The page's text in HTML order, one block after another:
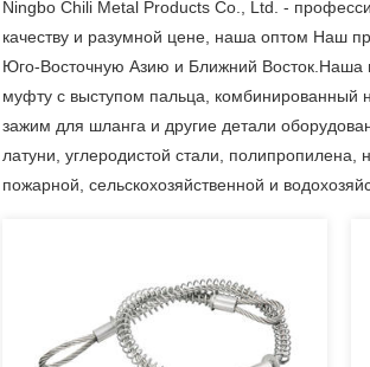
Ningbo Chili Metal Products Co., Ltd. -
качеству и разумной цене, наша оптом Наш
Юго-Восточную Азию и Ближний Восток.Наша
муфту с выступом пальца, комбинированный
зажим для шланга и другие детали
латуни, углеродистой стали,
пожарной, сельскохозяйственной и